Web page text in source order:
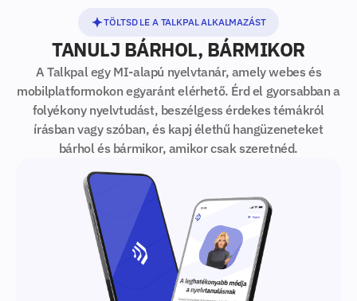
TÖLTSD LE A TALKPAL ALKALMAZÁST
TANULJ BÁRHOL, BÁRMIKOR
A Talkpal egy MI-alapú nyelvtanár, amely webes és
mobilplatformokon egyaránt elérhető. Érd el gyorsabban a
folyékony nyelvtudást, beszélgess érdekes témákról
írásban vagy szóban, és kapj élethű hangüzeneteket
bárhol és bármikor, amikor csak szeretnéd.